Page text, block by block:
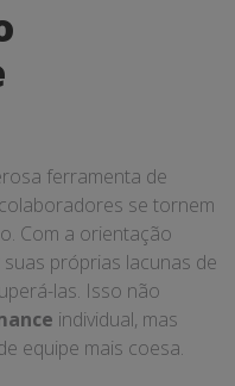
ferramenta de
se tornem
Com a orientação
próprias lacunas de
las. Isso não
individual, mas
equipe mais coesa.